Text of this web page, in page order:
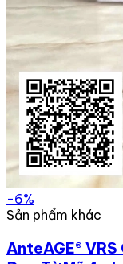
-6%
Sản phẩm khác
AnteAGE®